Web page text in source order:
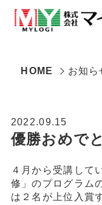
HOME お知ら
2022.09.15
優勝おめで
４月から受講して
修」のプログラム
は２名が上位入賞